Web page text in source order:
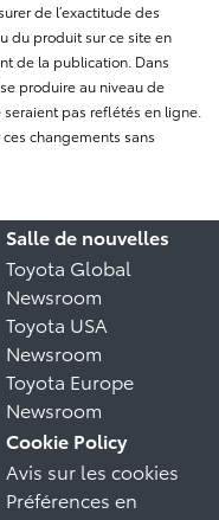
de l’exactitude des
du produit sur ce site en
de la publication. Dans
produire au niveau de
pas reflétés en ligne.
changements sans
Salle de nouvelles
Toyota Global
Newsroom
Toyota USA
Newsroom
Toyota Europe
Newsroom
Cookie Policy
Avis sur les cookies
Préférences en